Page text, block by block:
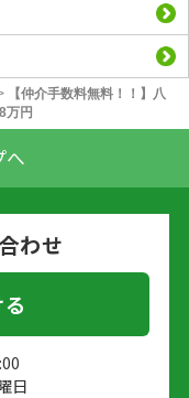
【仲介手数料無料！！】八
万円
へ
わせ
日